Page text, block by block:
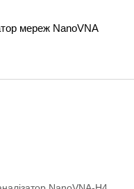
мереж NanoVNA